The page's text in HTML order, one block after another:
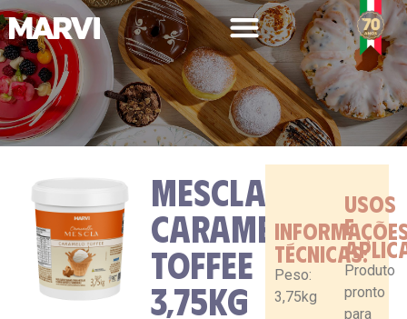
LINHA PROFISSIONAL
MESCLA
CARAMELO
TOFFEE
3,75KG
TÉCNICAS:
Peso:
3,75kg
USOS
E
Produto
pronto
para